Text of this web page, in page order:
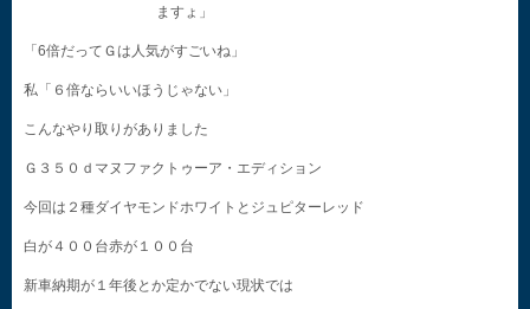
ますょ」
「6倍だってＧは人気がすごいね」
私「６倍ならいいほうじゃない」
こんなやり取りがありました
Ｇ３５０ｄマヌファクトゥーア・エディション
今回は２種ダイヤモンドホワイトとジュピターレッド
白が４００台赤が１００台
新車納期が１年後とか定かでない現状では